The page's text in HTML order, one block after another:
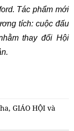
Tác phẩm mới
tích: cuộc đấu
thay đổi Hội
, GIÁO HỘI và